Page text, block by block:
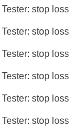
stop loss
stop loss
stop loss
stop loss
stop loss
stop loss